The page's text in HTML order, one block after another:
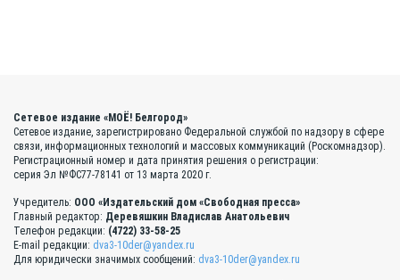
Сетевое издание «МОЁ! Белгород»
Сетевое издание, зарегистрировано Федеральной службой по надзору в сфере
связи, информационных технологий и массовых коммуникаций (Роскомнадзор).
Регистрационный номер и дата принятия решения о регистрации:
серия Эл №ФС77-78141 от 13 марта 2020 г.
Учредитель: ООО «Издательский дом «Свободная пресса»
Главный редактор: Деревяшкин Владислав Анатольевич
Телефон редакции: (4722) 33-58-25
E-mail редакции: dva3-10der@yandex.ru
Для юридически значимых сообщений: dva3-10der@yandex.ru